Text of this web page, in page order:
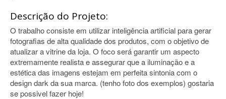
Descrição do Projeto:
O trabalho consiste em utilizar inteligência artificial para gerar
fotografias de alta qualidade dos produtos, com o objetivo de
atualizar a vitrine da loja. O foco será garantir um aspecto
extremamente realista e assegurar que a iluminação e a
estética das imagens estejam em perfeita sintonia com o
design dark da sua marca. (tenho foto dos exemplos) gostaria
se possivel fazer hoje!